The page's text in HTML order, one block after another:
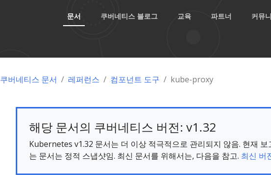
문서 쿠버네티스 블로그 교육 파트너 커뮤
쿠버네티스 문서 레퍼런스 컴포넌트 도구 kube-proxy
해당 문서의 쿠버네티스 버전: v1.32
Kubernetes v1.32 문서는 더 이상 적극적으로 관리되지 않음. 현재 보
는 문서는 정적 스냅샷임. 최신 문서를 위해서는, 다음을 참고. 최신 버